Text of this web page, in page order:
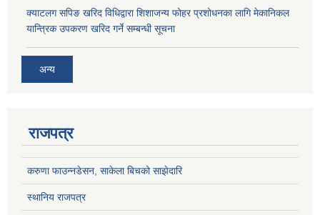
क्याटलग सपिङ खरिद विधिद्वारा शिशाजन्य फोहर प्रशोधनका लागि मेकानिकल
यान्त्रिक उपकरण खरिद गर्ने सम्बन्धी सूचना
अन्य
राजपत्र
करुणा फाउन्नडेसन, साकेला बिचको साझेदारि
स्थानिय राजपत्र